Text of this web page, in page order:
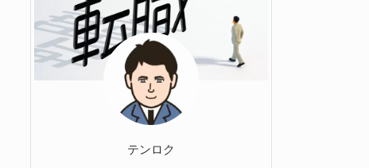
テンロク